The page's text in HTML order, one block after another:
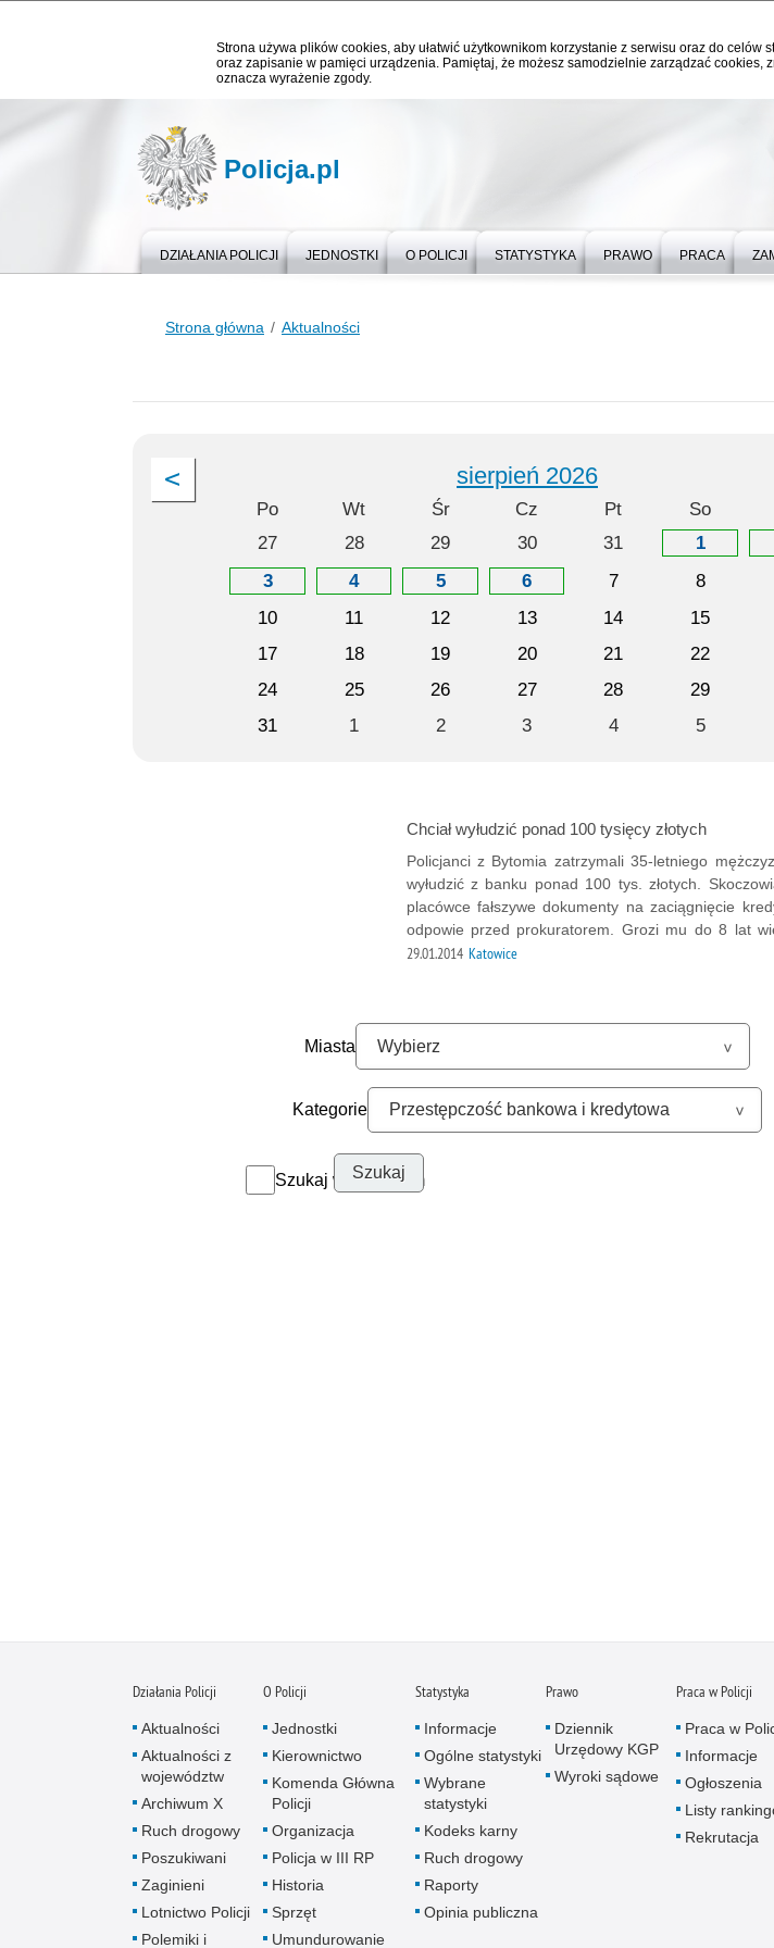
Strona używa plików cookies, aby ułatwić użytkownikom korzystanie z serwisu oraz do
oraz zapisanie w pamięci urządzenia. Pamiętaj, że możesz samodzielnie zarządzać
oznacza wyrażenie zgody.
Policja.pl
DZIAŁANIA POLICJI JEDNOSTKI O POLICJI STATYSTYKA PRAWO PRACA
Strona główna Aktualności
sierpień 2026
Po Wt Śr Cz Pt So
27
28 29 30 31 1
3
4 5 6 7 8
10
11 12 13 14 15
17
18 19 20 21 22
24
25 26 27 28 29
31
1 2 3 4 5
Chciał wyłudzić ponad 100 tysięcy złotych
Policjanci z Bytomia zatrzymali 35-letniego
wyłudzić z banku ponad 100 tys. złotych.
placówce fałszywe dokumenty na zaciągnięcie
odpowie przed prokuratorem. Grozi mu do 8 lat
29.01.2014 Katowice
Miasta
Kategorie
Szukaj w archiwum
Działania Policji
Aktualności
Aktualności z
województw
Archiwum X
Ruch drogowy
Poszukiwani
Zaginieni
Lotnictwo Policji
Polemiki i
O Policji
Jednostki
Kierownictwo
Komenda Główna
Policji
Organizacja
Policja w III RP
Historia
Sprzęt
Umundurowanie
Statystyka
Informacje
Ogólne statystyki
Wybrane
statystyki
Kodeks karny
Ruch drogowy
Raporty
Opinia publiczna
Prawo
Dziennik
Urzędowy KGP
Wyroki sądowe
Praca w Policji
Praca w
Informacje
Ogłoszenia
Listy
Rekrutacja